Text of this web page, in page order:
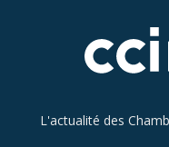
L'actualité des